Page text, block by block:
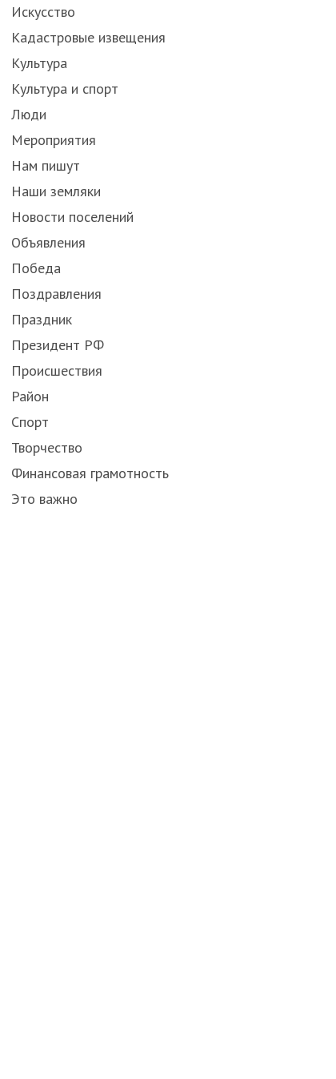
Искусство
Кадастровые извещения
Культура
Культура и спорт
Люди
Мероприятия
Нам пишут
Наши земляки
Новости поселений
Объявления
Победа
Поздравления
Праздник
Президент РФ
Происшествия
Район
Спорт
Творчество
Финансовая грамотность
Это важно